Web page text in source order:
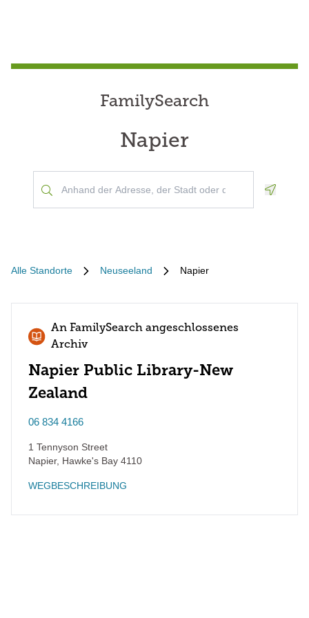
FamilySearch
Napier
Alle Standorte Neuseeland Napier
An FamilySearch angeschlossenes
Archiv
Napier Public Library-New
Zealand
06 834 4166
1 Tennyson Street
Napier, Hawke's Bay 4110
WEGBESCHREIBUNG